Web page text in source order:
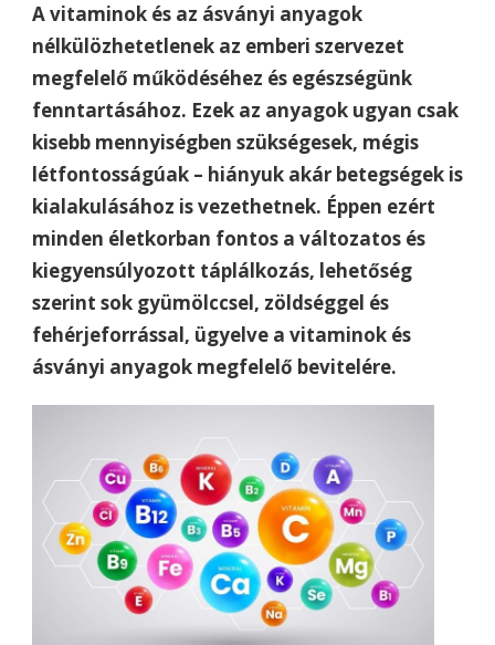
A vitaminok és az ásványi anyagok
nélkülözhetetlenek az emberi szervezet
megfelelő működéséhez és egészségünk
fenntartásához. Ezek az anyagok ugyan csak
kisebb mennyiségben szükségesek, mégis
létfontosságúak – hiányuk akár betegségek is
kialakulásához is vezethetnek. Éppen ezért
minden életkorban fontos a változatos és
kiegyensúlyozott táplálkozás, lehetőség
szerint sok gyümölccsel, zöldséggel és
fehérjeforrással, ügyelve a vitaminok és
ásványi anyagok megfelelő bevitelére.